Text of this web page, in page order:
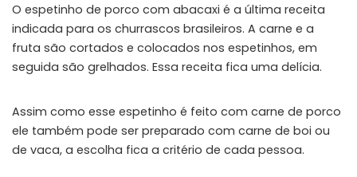
O espetinho de porco com abacaxi é a última receita
indicada para os churrascos brasileiros. A carne e a
fruta são cortados e colocados nos espetinhos, em
seguida são grelhados. Essa receita fica uma delícia.
Assim como esse espetinho é feito com carne de porco
ele também pode ser preparado com carne de boi ou
de vaca, a escolha fica a critério de cada pessoa.